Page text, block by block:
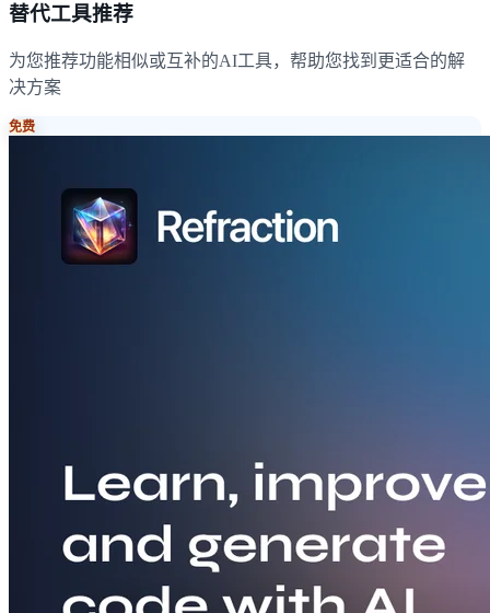
替代工具推荐
为您推荐功能相似或互补的AI工具，帮助您找到更适合的解
决方案
免费